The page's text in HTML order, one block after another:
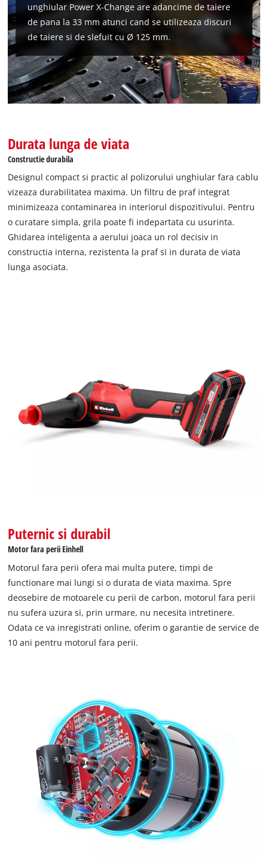
This content is not permitted to load due
visitor. The website owner needs to setup
the site with their CMP to add this content
to the list of technologies used.
Powered byUsercentrics Consent
Management Platform
unghiular Power X-Change are adancime de taiere
de pana la 33 mm atunci cand se utilizeaza discuri
de taiere si de slefuit cu Ø 125 mm.
Durata lunga de viata
Constructie durabila
Designul compact si practic al polizorului unghiular fara cablu
vizeaza durabilitatea maxima. Un filtru de praf integrat
minimizeaza contaminarea in interiorul dispozitivului. Pentru
o curatare simpla, grila poate fi indepartata cu usurinta.
Ghidarea inteligenta a aerului joaca un rol decisiv in
constructia interna, rezistenta la praf si in durata de viata
lunga asociata.
Puternic si durabil
Motor fara perii Einhell
Motorul fara perii ofera mai multa putere, timpi de
functionare mai lungi si o durata de viata maxima. Spre
deosebire de motoarele cu perii de carbon, motorul fara perii
nu sufera uzura si, prin urmare, nu necesita intretinere.
Odata ce va inregistrati online, oferim o garantie de service de
10 ani pentru motorul fara perii.